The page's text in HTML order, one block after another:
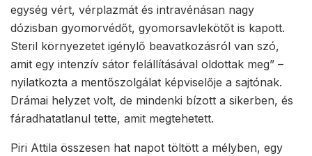
egység vért, vérplazmát és intravénásan nagy
dózisban gyomorvédőt, gyomorsavlekötőt is kapott.
Steril környezetet igénylő beavatkozásról van szó,
amit egy intenzív sátor felállításával oldottak meg” –
nyilatkozta a mentőszolgálat képviselője a sajtónak.
Drámai helyzet volt, de mindenki bízott a sikerben, és
fáradhatatlanul tette, amit megtehetett.
Piri Attila összesen hat napot töltött a mélyben, egy